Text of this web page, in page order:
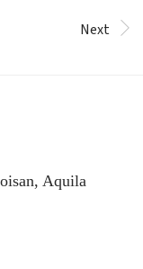
Next
Aquila